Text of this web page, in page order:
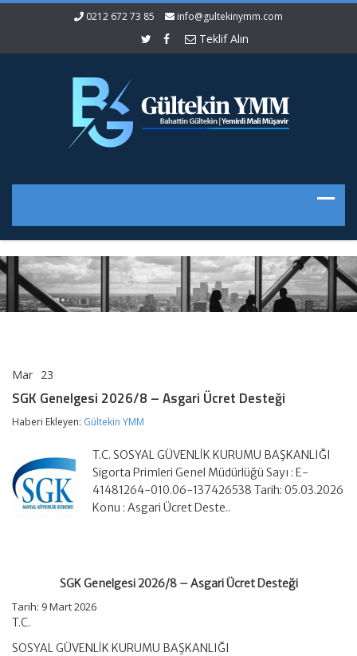
0212 672 73 85 info@gultekinymm.com
Teklif Alın
Mar 23
2026/8
Asgari
Desteği
için
SGK Genelgesi 2026/8 – Asgari Ücret Desteği
Haberi Ekleyen: Gültekin YMM
T.C. SOSYAL GÜVENLİK KURUMU BAŞKANLIĞI
Sigorta Primleri Genel Müdürlüğü Sayı : E-
41481264-010.06-137426538 Tarih: 05.03.2026
Konu : Asgari Ücret Deste..
SGK Genelgesi 2026/8 – Asgari Ücret Desteği
Tarih: 9 Mart 2026
T.C.
SOSYAL GÜVENLİK KURUMU BAŞKANLIĞI